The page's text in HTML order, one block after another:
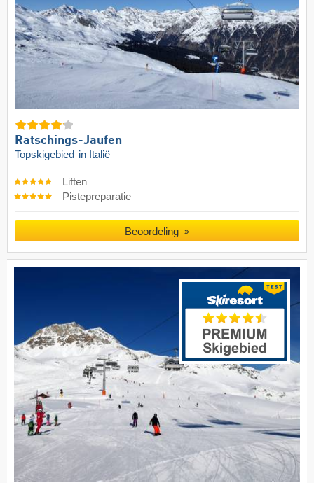
Ratschings-Jaufen
Topskigebied in Italië
Liften
Pistepreparatie
Beoordeling